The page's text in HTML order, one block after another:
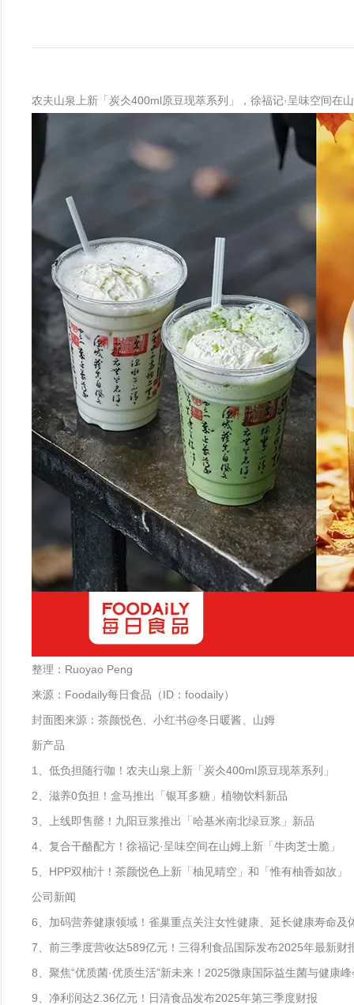
农夫山泉上新「炭仌400ml原豆现萃系列」，徐福记·呈味空间在
整理：Ruoyao Peng
来源：Foodaily每日食品（ID：foodaily）
封面图来源：茶颜悦色、小红书@冬日暖酱、山姆
新产品
1、低负担随行咖！农夫山泉上新「炭仌400ml原豆现萃系列」
2、滋养0负担！盒马推出「银耳多糖」植物饮料新品
3、上线即售罄！九阳豆浆推出「哈基米南北绿豆浆」新品
4、复合干酪配方！徐福记·呈味空间在山姆上新「牛肉芝士脆」
5、HPP双柚汁！茶颜悦色上新「柚见晴空」和「惟有柚香如故」
公司新闻
6、加码营养健康领域！雀巢重点关注女性健康、延长健康寿命及
7、前三季度营收达589亿元！三得利食品国际发布2025年最新财
8、聚焦“优质菌·优质生活”新未来！2025微康国际益生菌与健康
9、净利润达2.36亿元！日清食品发布2025年第三季度财报